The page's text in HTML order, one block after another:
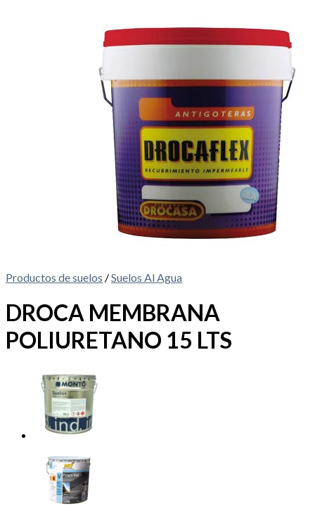
Productos de suelos /Suelos Al Agua
DROCA MEMBRANA
POLIURETANO 15 LTS